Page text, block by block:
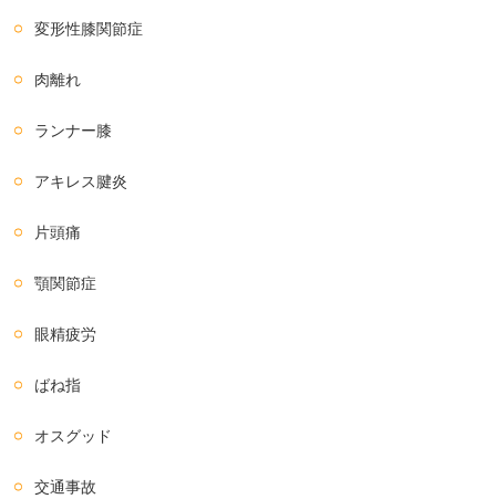
変形性膝関節症
肉離れ
ランナー膝
アキレス腱炎
片頭痛
顎関節症
眼精疲労
ばね指
オスグッド
交通事故